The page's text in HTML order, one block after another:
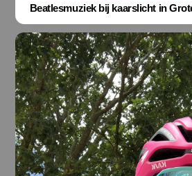
Beatlesmuziek bij kaarslicht in